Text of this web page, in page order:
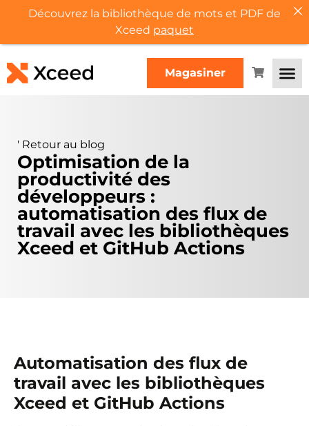
Magasiner
' Retour au blog
Optimisation de la
productivité des
développeurs :
automatisation des flux de
travail avec les bibliothèques
Xceed et GitHub Actions
Automatisation des flux de
travail avec les bibliothèques
Xceed et GitHub Actions
Découvrez la bibliothèque de mots et PDF de
Xceed paquet